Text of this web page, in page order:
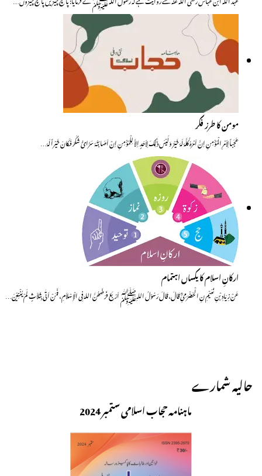
مومن کا طرز فکر
عَجَباً لِاَمْرِ الْمُؤْمِنِ اِنَّ اَمْرَہٗ کُلَّہٗ لَہٗ خَیْرٌ وَلَیْسَ ذٰلِکَ لِاَحَدٍ اِلاَّ لِلْمُؤْمِنِ اِنْ اَصَابَتْہٗ سَرَّائُ شَکَرَ فَکَانَ خَیْراً لَہٗ…
ارکانِ اسلام کا یکساں اہتمام
عَنْ زِیَادِ بْنِ نُعَیْمِ نِ الْحَضْرَمِیِّؓ قَالَ، قَالَ رَسُوْلُ اللہِﷺ اَرْبَعٌ فَرَضَھُنَّ اللہَ فِی الْاِسْلاَمِ، فَمَنْ اَتٰی بِثَلاَثٍ لَمْ یُغْنِیْنَ…
حالیہ شمارے
ماہنامہ حجاب اسلامی ستمبر 2024